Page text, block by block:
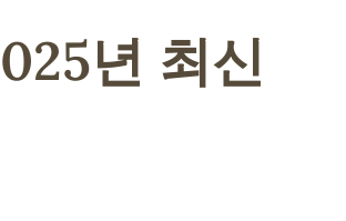
년 최신